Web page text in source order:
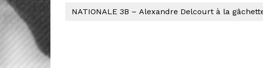
NATIONALE 3B – Alexandre Delcourt à la